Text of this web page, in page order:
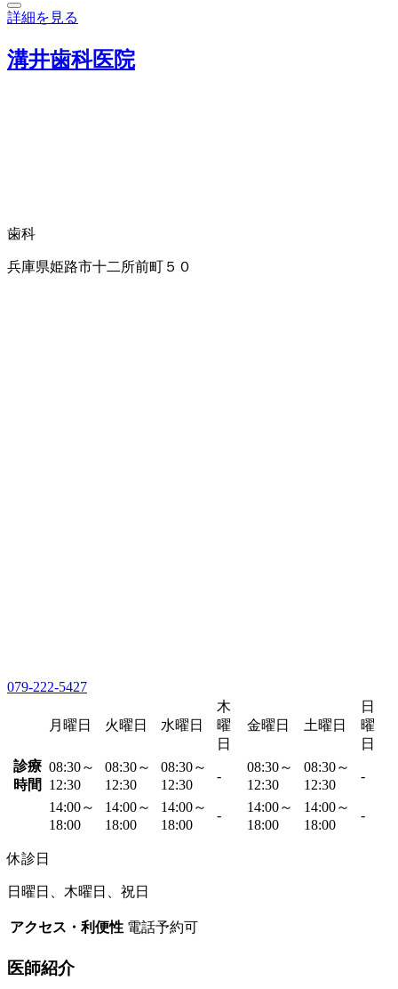
詳細を見る
溝井歯科医院
歯科
兵庫県姫路市十二所前町５０
079-222-5427
月曜日 火曜日 水曜日
木
曜
日
金曜日 土曜日
日
曜
日
診療
時間
08:30～
12:30
08:30～
12:30
08:30～
12:30
-
08:30～
12:30
08:30～
12:30
-
14:00～
18:00
14:00～
18:00
14:00～
18:00
-
14:00～
18:00
14:00～
18:00
-
休診日
日曜日、木曜日、祝日
アクセス・利便性 電話予約可
医師紹介